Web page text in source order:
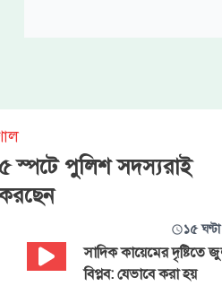
স্পটে পুলিশ সদস্যরাই
করছেন
১৫
সাদিক কায়েমের দৃষ্টিতে
বিপ্লব: যেভাবে করা হয়